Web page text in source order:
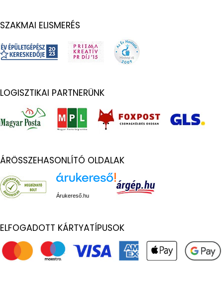
SZAKMAI ELISMERÉS
LOGISZTIKAI PARTNERÜNK
ÁRÖSSZEHASONLÍTÓ OLDALAK
Árukereső.hu
ELFOGADOTT KÁRTYATÍPUSOK